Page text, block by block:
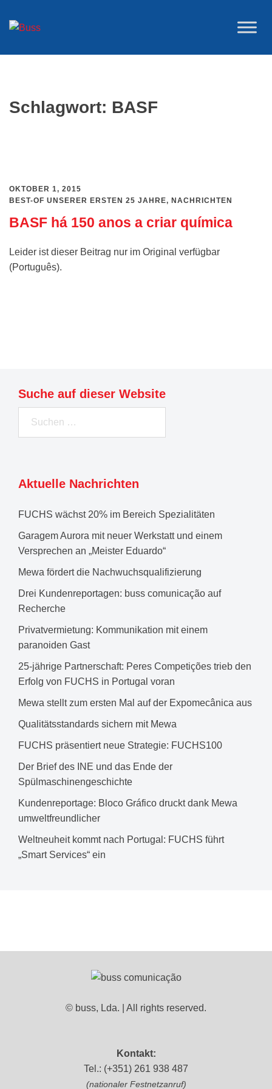
Inhalt
Schlagwort: BASF
OKTOBER 1, 2015
BEST-OF UNSERER ERSTEN 25 JAHRE, NACHRICHTEN
BASF há 150 anos a criar química
Leider ist dieser Beitrag nur im Original verfügbar
(Português).
Suche auf dieser Website
Aktuelle Nachrichten
FUCHS wächst 20% im Bereich Spezialitäten
Garagem Aurora mit neuer Werkstatt und einem
Versprechen an „Meister Eduardo“
Mewa fördert die Nachwuchsqualifizierung
Drei Kundenreportagen: buss comunicação auf
Recherche
Privatvermietung: Kommunikation mit einem
paranoiden Gast
25-jährige Partnerschaft: Peres Competições trieb den
Erfolg von FUCHS in Portugal voran
Mewa stellt zum ersten Mal auf der Expomecânica aus
Qualitätsstandards sichern mit Mewa
FUCHS präsentiert neue Strategie: FUCHS100
Der Brief des INE und das Ende der
Spülmaschinengeschichte
Kundenreportage: Bloco Gráfico druckt dank Mewa
umweltfreundlicher
Weltneuheit kommt nach Portugal: FUCHS führt
„Smart Services“ ein
© buss, Lda. | All rights reserved.
Kontakt:
Tel.: (+351) 261 938 487
(nationaler Festnetzanruf)